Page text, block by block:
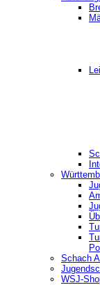
Schach
WSJ-